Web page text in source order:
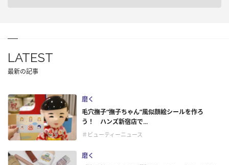
LATEST
最新の記事
磨く
毛穴撫子“撫子ちゃん”風似顔絵シールを作ろ
う！ ハンズ新宿店で...
＃ビューティーニュース
磨く